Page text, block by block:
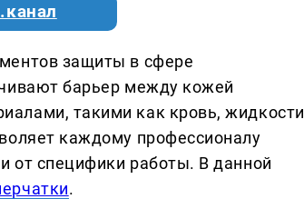
защиты в сфере
барьер между кожей
такими как кровь, жидкости
каждому профессионалу
от специфики работы. В данной
.